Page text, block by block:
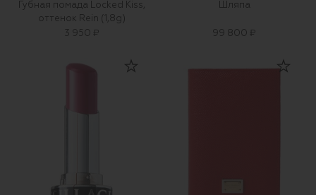
Губная помада Locked Kiss,
оттенок Rein (1,8g)
3 950 ₽
Шляпа
99 800 ₽